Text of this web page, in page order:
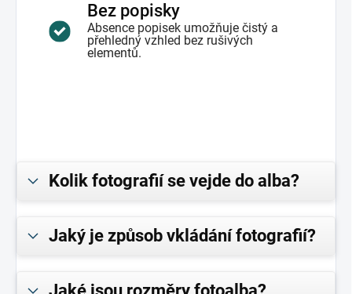
Bez popisky
Absence popisek umožňuje čistý a
přehledný vzhled bez rušivých
elementů.
Kolik fotografií se vejde do alba?
Jaký je způsob vkládání fotografií?